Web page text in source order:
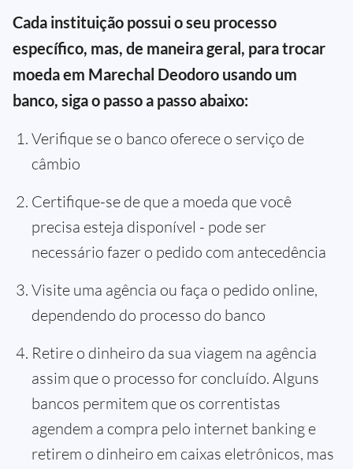
Cada instituição possui o seu processo
específico, mas, de maneira geral, para trocar
moeda em Marechal Deodoro usando um
banco, siga o passo a passo abaixo:
Verifique se o banco oferece o serviço de
câmbio
Certifique-se de que a moeda que você
precisa esteja disponível - pode ser
necessário fazer o pedido com antecedência
Visite uma agência ou faça o pedido online,
dependendo do processo do banco
Retire o dinheiro da sua viagem na agência
assim que o processo for concluído. Alguns
bancos permitem que os correntistas
agendem a compra pelo internet banking e
retirem o dinheiro em caixas eletrônicos, mas